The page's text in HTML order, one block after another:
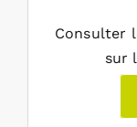
Consulter
sur